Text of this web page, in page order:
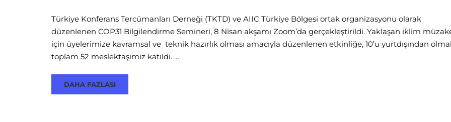
Türkiye Konferans Tercümanları Derneği (TKTD) ve AIIC Türkiye Bölgesi ortak organizasyonu olarak
düzenlenen COP31 Bilgilendirme Semineri, 8 Nisan akşamı Zoom’da gerçekleştirildi. Yaklaşan iklim
için üyelerimize kavramsal ve teknik hazırlık olması amacıyla düzenlenen etkinliğe, 10’u yurtdışından
toplam 52 meslektaşımız katıldı. …
DAHA FAZLASI